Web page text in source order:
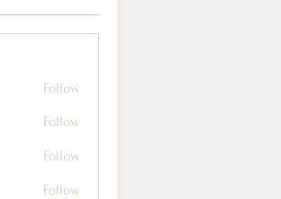
Follow
Follow
Follow
Follow